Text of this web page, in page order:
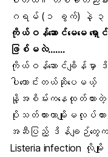
ဂရမ် (၁ ခွက်) နဲ့ ၃ က
ကိုယ်ဝန်ဆောင်မေမေ ရှေ
ဖြစ်မလဲ…….
ကိုယ်ဝန်ဆောင်ချိန်မှာ ဒိန်
ပါကောင်းတယ်ဆိုပေမယ့်
နို့အစိမ်းကနေထုတ်ထား
ပိုးသတ်ထားတာမျိုးမလု
အဆီပြည့်ဒိန်ချဉ်တွ
Listeria infection လို